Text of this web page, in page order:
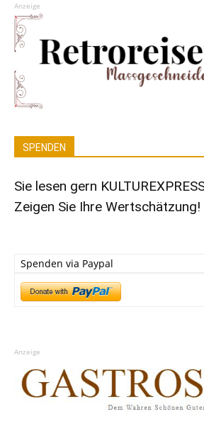
Anzeige
SPENDEN
Sie lesen gern
Zeigen Sie Ihre Wertschätzung!
Spenden via Paypal
Anzeige